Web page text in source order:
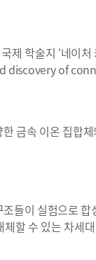
제 학술지 ‘네이
discovery of
금속 이온 집합
들이 실험으로
할 수 있는 차세